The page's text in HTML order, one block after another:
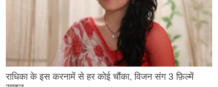
राधिका के इस करनामें से हर कोई चौंका, विजन संग 3 फ़िल्में